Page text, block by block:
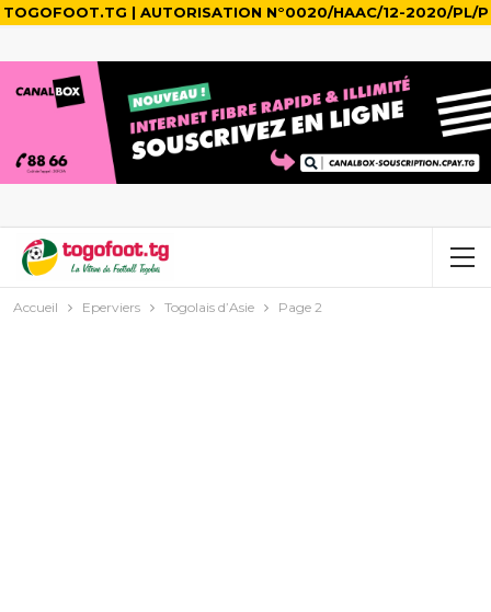
TOGOFOOT.TG | AUTORISATION N°0020/HAAC/12-2020/PL/P
Accueil Eperviers Togolais d’Asie Page 2